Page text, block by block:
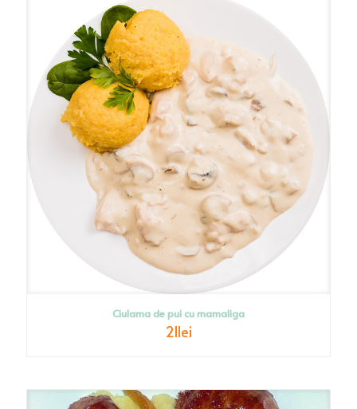
Ciulama de pui cu mamaliga
21lei